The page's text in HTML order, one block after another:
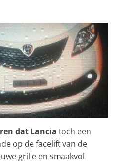
dat Lancia toch een
op de facelift van de
grille en smaakvol